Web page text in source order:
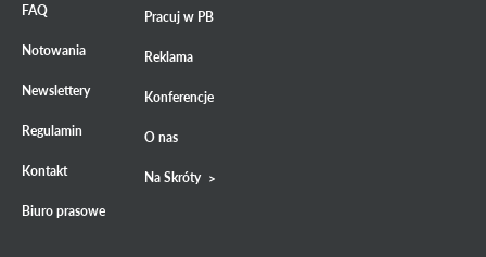
FAQ
Notowania
Newslettery
Regulamin
Kontakt
Biuro prasowe
Pracuj w PB
Reklama
Konferencje
O nas
Na Skróty